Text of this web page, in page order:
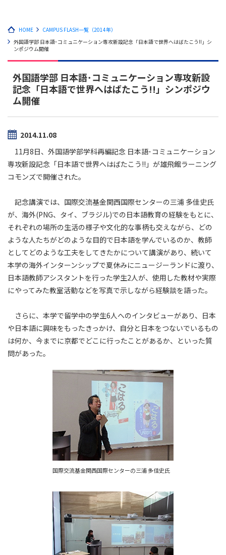
HOME
CAMPUS FLASH一覧（2014年）
外国語学部 日本語･コミュニケーション専攻新設記念「日本語で世界へはばたこう!!」シ
ンポジウム開催
外国語学部 日本語･コミュニケーション専攻新設
記念「日本語で世界へはばたこう!!」シンポジウ
ム開催
2014.11.08
11月8日、外国語学部学科再編記念 日本語･コミュニケーション
専攻新設記念「日本語で世界へはばたこう!!」が雄飛館ラーニング
コモンズで開催された。
記念講演では、国際交流基金関西国際センターの三浦 多佳史氏
が、海外(PNG、タイ、ブラジル)での日本語教育の経験をもとに、
それぞれの場所の生活の様子や文化的な事柄も交えながら、どの
ような人たちがどのような目的で日本語を学んでいるのか、教師
としてどのような工夫をしてきたかについて講演があり、続いて
本学の海外インターンシップで夏休みにニュージーランドに渡り、
日本語教師アシスタントを行った学生2人が、使用した教材や実際
にやってみた教室活動などを写真で示しながら経験談を語った。
さらに、本学で留学中の学生6人へのインタビューがあり、日本
や日本語に興味をもったきっかけ、自分と日本をつないでいるもの
は何か、今までに京都でどこに行ったことがあるか、といった質
問があった。
国際交流基金関西国際センターの三浦 多佳史氏